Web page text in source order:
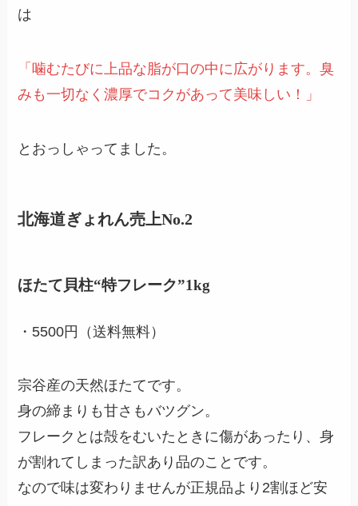
は
「噛むたびに上品な脂が口の中に広がります。臭
みも一切なく濃厚でコクがあって美味しい！」
とおっしゃってました。
北海道ぎょれん売上No.2
ほたて貝柱“特フレーク”1kg
・5500円（送料無料）
宗谷産の天然ほたてです。
身の締まりも甘さもバツグン。
フレークとは殻をむいたときに傷があったり、身
が割れてしまった訳あり品のことです。
なので味は変わりませんが正規品より2割ほど安